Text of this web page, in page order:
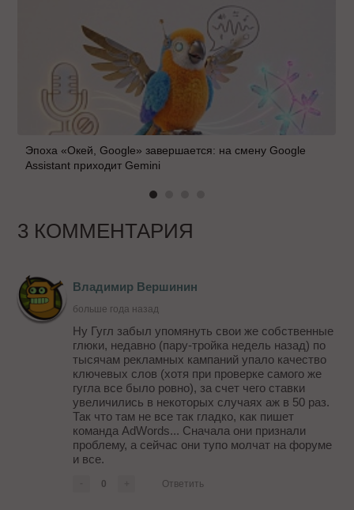
Эпоха «Окей, Google» завершается: на смену Google
Assistant приходит Gemini
3 КОММЕНТАРИЯ
Владимир Вершинин
больше года назад
Ну Гугл забыл упомянуть свои же собственные
глюки, недавно (пару-тройка недель назад) по
тысячам рекламных кампаний упало качество
ключевых слов (хотя при проверке самого же
гугла все было ровно), за счет чего ставки
увеличились в некоторых случаях аж в 50 раз.
Так что там не все так гладко, как пишет
команда AdWords... Сначала они признали
проблему, а сейчас они тупо молчат на форуме
и все.
0 Ответить